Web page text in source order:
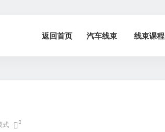
返回首页 汽车线束 线束课程
式